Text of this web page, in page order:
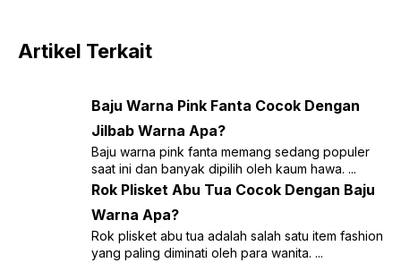
Artikel Terkait
Baju Warna Pink Fanta Cocok Dengan
Jilbab Warna Apa?
Baju warna pink fanta memang sedang populer
saat ini dan banyak dipilih oleh kaum hawa. ...
Rok Plisket Abu Tua Cocok Dengan Baju
Warna Apa?
Rok plisket abu tua adalah salah satu item fashion
yang paling diminati oleh para wanita. ...